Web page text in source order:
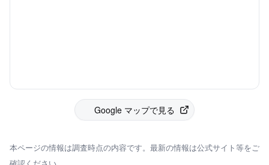
Google マップで見る
本ページの情報は調査時点の内容です。最新の情報は公式サイト等をご